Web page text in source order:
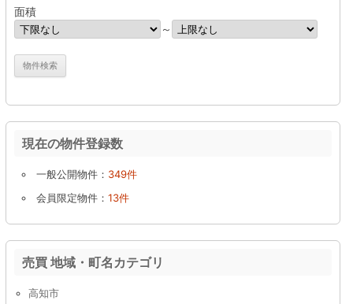
面積
～
現在の物件登録数
一般公開物件： 349件
会員限定物件： 13件
売買 地域・町名カテゴリ
高知市